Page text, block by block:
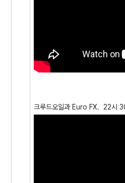
크루드오일과 Euro FX. 22시